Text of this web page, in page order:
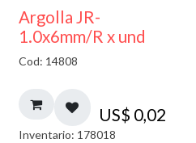
Argolla JR-
1.0x6mm/R x und
Cod: 14808
US$ 0,02
Inventario: 178018